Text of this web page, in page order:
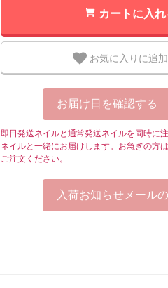
カートに入
お気に入りに追
お届け日を確認する
即日発送ネイルと通常発送ネイルを同時に
ネイルと一緒にお届けします。お急ぎの方
ご注文ください。
入荷お知らせメール